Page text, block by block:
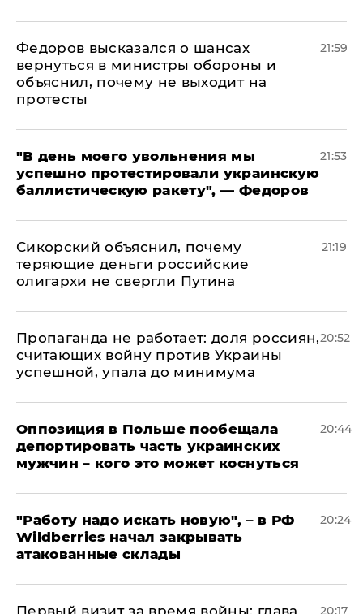
Федоров высказался о шансах
вернуться в министры обороны и
объяснил, почему не выходит на
протесты
21:59
​"В день моего увольнения мы
успешно протестировали украинскую
баллистическую ракету", — Федоров
21:53
Сикорский объяснил, почему
теряющие деньги российские
олигархи не свергли Путина
21:19
​Пропаганда не работает: доля россиян,
считающих войну против Украины
успешной, упала до минимума
20:52
Оппозиция в Польше пообещала
депортировать часть украинских
мужчин – кого это может коснуться
20:44
"Работу надо искать новую", – в РФ
Wildberries начал закрывать
атакованные склады
20:24
Первый визит за время войны: глава 20:17